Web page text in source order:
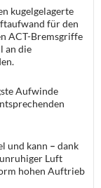
kugelgelagerte
für den
ACT-Bremsgriffe
an die
Aufwinde
und kann – dank
Luft
hohen Auftrieb